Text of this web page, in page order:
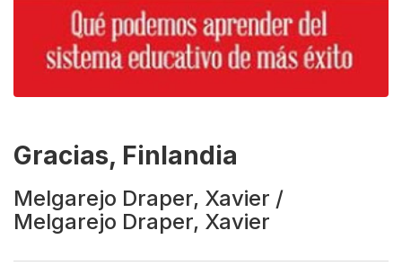
Gracias, Finlandia
Melgarejo Draper, Xavier /
Melgarejo Draper, Xavier